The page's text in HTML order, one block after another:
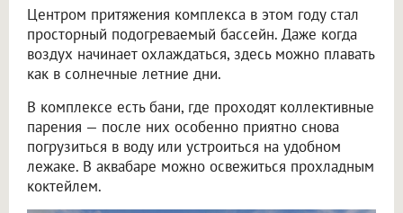
Центром притяжения комплекса в этом году стал
просторный подогреваемый бассейн. Даже когда
воздух начинает охлаждаться, здесь можно плавать
как в солнечные летние дни.
В комплексе есть бани, где проходят коллективные
парения — после них особенно приятно снова
погрузиться в воду или устроиться на удобном
лежаке. В аквабаре можно освежиться прохладным
коктейлем.